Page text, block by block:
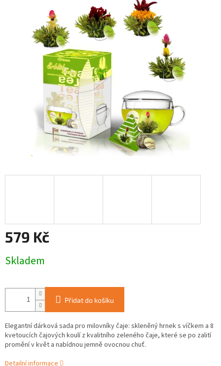
je
5,0
z
5
hvězdiček.
579 Kč
cena:
Skladem
Přidat do košíku
Elegantní dárková sada pro milovníky čaje: skleněný hrnek s víčkem a 8
kvetoucích čajových koulí z kvalitního zeleného čaje, které se po zalití
promění v květ a nabídnou jemně ovocnou chuť.
Detailní informace